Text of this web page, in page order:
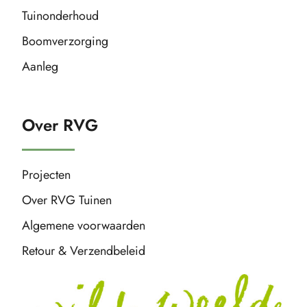
Tuinonderhoud
Boomverzorging
Aanleg
Over RVG
Projecten
Over RVG Tuinen
Algemene voorwaarden
Retour & Verzendbeleid